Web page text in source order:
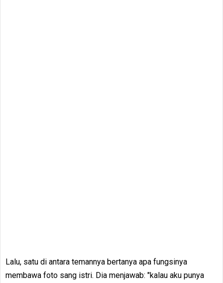
Lalu, satu di antara temannya bertanya apa fungsinya
membawa foto sang istri. Dia menjawab: "kalau aku punya